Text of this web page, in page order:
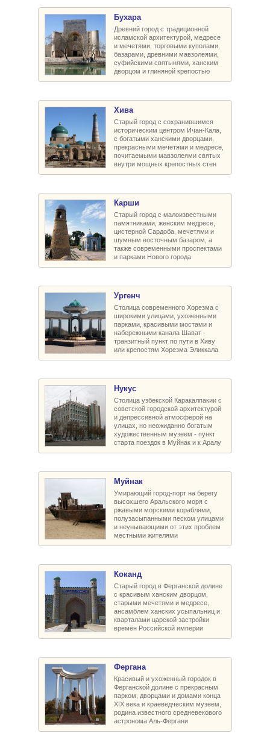
Бухара
Древний город с традиционной
исламской архитектурой, медресе
и мечетями, торговыми куполами,
базарами, древними мавзолеями,
суфийскими святынями, ханским
дворцом и глиняной крепостью
Хива
Старый город с сохранившимся
историческим центром Ичан-Кала,
с богатыми ханскими дворцами,
прекрасными мечетями и медресе,
почитаемыми мавзолеями святых
внутри мощных крепостных стен
Карши
Старый город с малоизвестными
памятниками, женским медресе,
цистерной Сардоба, мечетями и
шумным восточным базаром, а
также современными проспектами
и парками Нового города
Ургенч
Столица современного Хорезма с
широкими улицами, ухоженными
парками, красивыми мостами и
набережными канала Шават -
транзитный пункт по пути в Хиву
или крепостям Хорезма Эликкала
Нукус
Столица узбекской Каракалпакии с
советской городской архитектурой
и депрессивной атмосферой на
улицах, но неожиданно богатым
художественным музеем - пункт
старта поездок в Муйнак и к Аралу
Муйнак
Умирающий город-порт на берегу
высохшего Аральского моря с
ржавыми морскими кораблями,
полузасыпанными песком улицами
и неунывающими от этих проблем
местными жителями
Коканд
Старый город в Ферганской долине
с красивым ханским дворцом,
старыми мечетями и медресе,
ансамблем ханских усыпальниц и
кварталами царской застройки
времён Российской империи
Фергана
Красивый и ухоженный городок в
Ферганской долине с прекрасным
парком, дворцами и домами конца
XIX века и краеведческим музеем,
родина известного средневекового
астронома Аль-Фергани